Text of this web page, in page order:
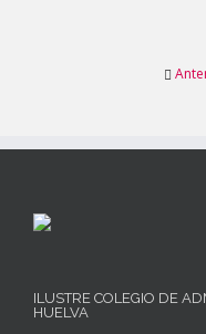
ILUSTRE COLEGIO DE
HUELVA